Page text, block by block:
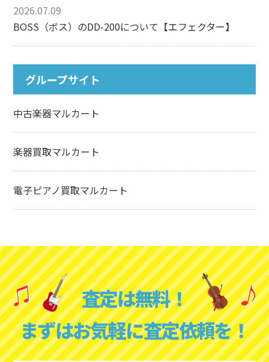
2026.07.09
BOSS（ボス）のDD-200について【エフェクター】
グループサイト
中古楽器マルカート
楽器買取マルカート
電子ピアノ買取マルカート
査定は無料！
まずはお気軽に査定依頼を！